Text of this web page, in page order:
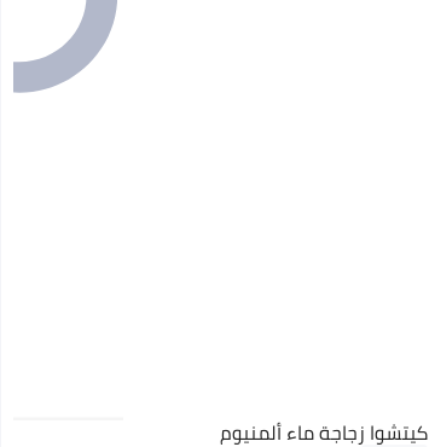
كيتشوا زجاجة ماء ألمنيوم